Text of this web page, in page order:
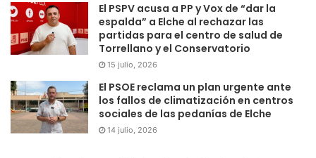
El PSPV acusa a PP y Vox de “dar la
espalda” a Elche al rechazar las
partidas para el centro de salud de
Torrellano y el Conservatorio
15 julio, 2026
El PSOE reclama un plan urgente ante
los fallos de climatización en centros
sociales de las pedanías de Elche
14 julio, 2026